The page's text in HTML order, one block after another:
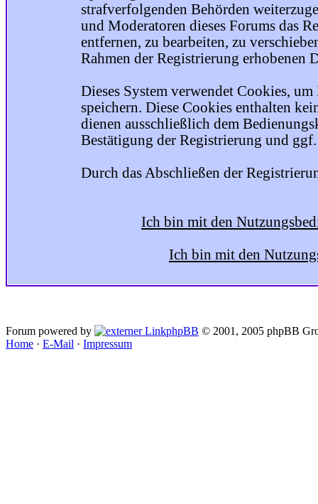
strafverfolgenden Behörden
und Moderatoren dieses Forums das
entfernen, zu bearbeiten, zu
Rahmen der Registrierung erhobenen
Dieses System verwendet Cookies,
speichern. Diese Cookies enthalten
dienen ausschließlich dem
Bestätigung der Registrierung und ggf.
Durch das Abschließen der
Ich bin mit den
Ich bin mit den
Forum powered by phpBB © 2001, 2005 phpBB
Home · E-Mail · Impressum